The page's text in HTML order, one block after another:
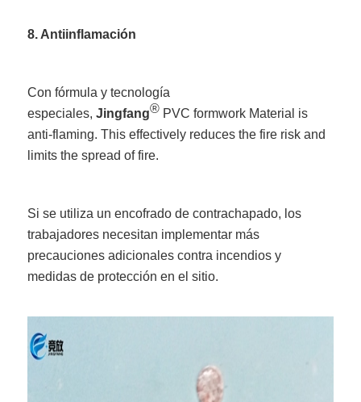
8. Antiinflamación
Con fórmula y tecnología
especiales,Jingfang® PVC formwork Material is
anti-flaming. This effectively reduces the fire risk and
limits the spread of fire.
Si se utiliza un encofrado de contrachapado, los
trabajadores necesitan implementar más
precauciones adicionales contra incendios y
medidas de protección en el sitio.